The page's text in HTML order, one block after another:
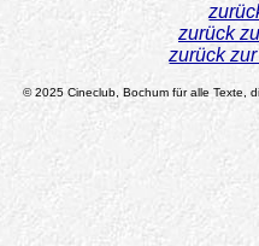
zurück
zurück
© 2025 Cineclub, Bochum für alle Texte,